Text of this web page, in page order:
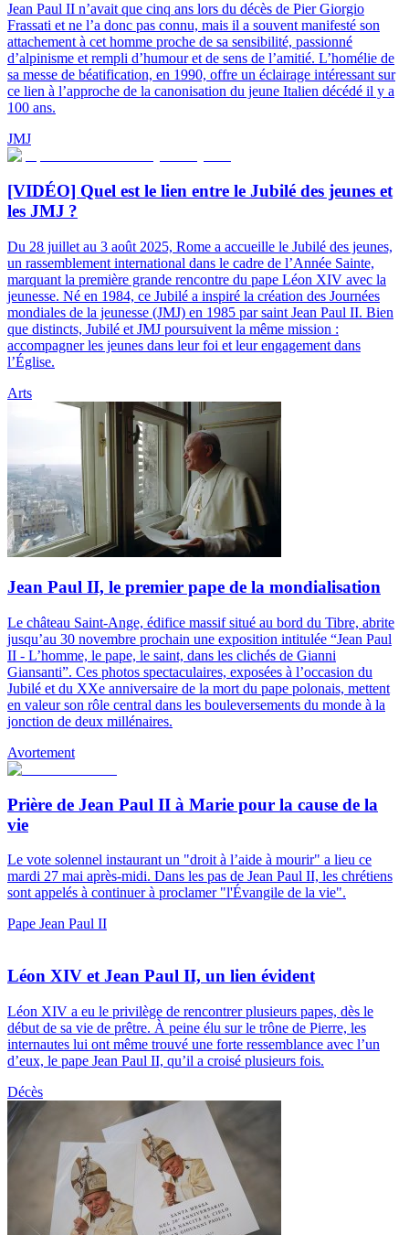
Jean Paul II n’avait que cinq ans lors du décès de Pier Giorgio
Frassati et ne l’a donc pas connu, mais il a souvent manifesté son
attachement à cet homme proche de sa sensibilité, passionné
d’alpinisme et rempli d’humour et de sens de l’amitié. L’homélie de
sa messe de béatification, en 1990, offre un éclairage intéressant sur
ce lien à l’approche de la canonisation du jeune Italien décédé il y a
100 ans.
JMJ
[VIDÉO] Quel est le lien entre le Jubilé des jeunes et
les JMJ ?
Du 28 juillet au 3 août 2025, Rome a accueille le Jubilé des jeunes,
un rassemblement international dans le cadre de l’Année Sainte,
marquant la première grande rencontre du pape Léon XIV avec la
jeunesse. Né en 1984, ce Jubilé a inspiré la création des Journées
mondiales de la jeunesse (JMJ) en 1985 par saint Jean Paul II. Bien
que distincts, Jubilé et JMJ poursuivent la même mission :
accompagner les jeunes dans leur foi et leur engagement dans
l’Église.
Arts
Jean Paul II, le premier pape de la mondialisation
Le château Saint-Ange, édifice massif situé au bord du Tibre, abrite
jusqu’au 30 novembre prochain une exposition intitulée “Jean Paul
II - L’homme, le pape, le saint, dans les clichés de Gianni
Giansanti”. Ces photos spectaculaires, exposées à l’occasion du
Jubilé et du XXe anniversaire de la mort du pape polonais, mettent
en valeur son rôle central dans les bouleversements du monde à la
jonction de deux millénaires.
Avortement
Prière de Jean Paul II à Marie pour la cause de la
vie
Le vote solennel instaurant un "droit à l’aide à mourir" a lieu ce
mardi 27 mai après-midi. Dans les pas de Jean Paul II, les chrétiens
sont appelés à continuer à proclamer "l'Évangile de la vie".
Pape Jean Paul II
Léon XIV et Jean Paul II, un lien évident
Léon XIV a eu le privilège de rencontrer plusieurs papes, dès le
début de sa vie de prêtre. À peine élu sur le trône de Pierre, les
internautes lui ont même trouvé une forte ressemblance avec l’un
d’eux, le pape Jean Paul II, qu’il a croisé plusieurs fois.
Décès